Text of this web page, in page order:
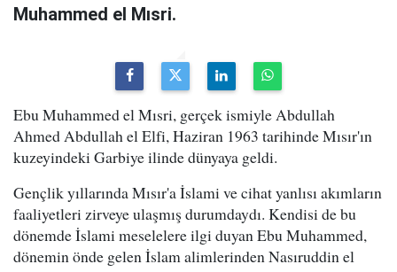
Muhammed el Mısri.
Ebu Muhammed el Mısri, gerçek ismiyle Abdullah
Ahmed Abdullah el Elfi, Haziran 1963 tarihinde Mısır'ın
kuzeyindeki Garbiye ilinde dünyaya geldi.
Gençlik yıllarında Mısır'a İslami ve cihat yanlısı akımların
faaliyetleri zirveye ulaşmış durumdaydı. Kendisi de bu
dönemde İslami meselelere ilgi duyan Ebu Muhammed,
dönemin önde gelen İslam alimlerinden Nasıruddin el